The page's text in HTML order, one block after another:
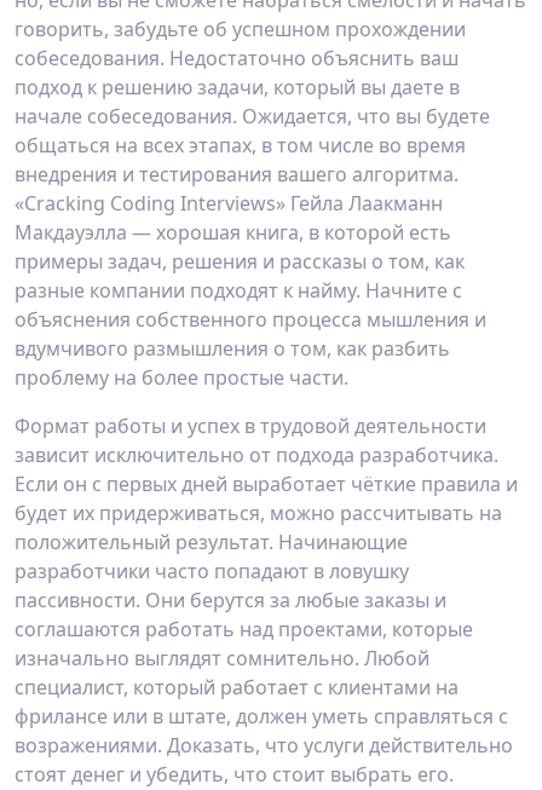
говорить, забудьте об успешном прохождении
собеседования. Недостаточно объяснить ваш
подход к решению задачи, который вы даете в
начале собеседования. Ожидается, что вы будете
общаться на всех этапах, в том числе во время
внедрения и тестирования вашего алгоритма.
«Cracking Coding Interviews» Гейла Лаакманн
Макдауэлла — хорошая книга, в которой есть
примеры задач, решения и рассказы о том, как
разные компании подходят к найму. Начните с
объяснения собственного процесса мышления и
вдумчивого размышления о том, как разбить
проблему на более простые части.
Формат работы и успех в трудовой деятельности
зависит исключительно от подхода разработчика.
Если он с первых дней выработает чёткие правила и
будет их придерживаться, можно рассчитывать на
положительный результат. Начинающие
разработчики часто попадают в ловушку
пассивности. Они берутся за любые заказы и
соглашаются работать над проектами, которые
изначально выглядят сомнительно. Любой
специалист, который работает с клиентами на
фрилансе или в штате, должен уметь справляться с
возражениями. Доказать, что услуги действительно
стоят денег и убедить, что стоит выбрать его.